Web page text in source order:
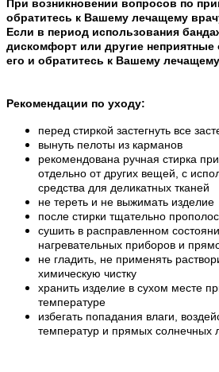
При возникновении вопросов по
обратитесь к Вашему лечащему
Если в период использования
дискомфорт или другие
его и обратитесь к Вашему
Рекомендации по уходу:
перед стиркой застегнуть все
вынуть пелоты из карманов
рекомендована ручная стирка
отдельно от других вещей, с
средства для деликатных тканей
не тереть и не выжимать изделие
после стирки тщательно
сушить в расправленном
нагревательных приборов и
не гладить, не применять
химическую чистку
хранить изделие в сухом месте
температуре
избегать попадания влаги,
температур и прямых солнечных